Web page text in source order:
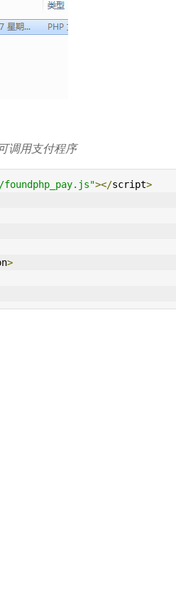
调用支付程序
foundphp_pay.js"></script>
>